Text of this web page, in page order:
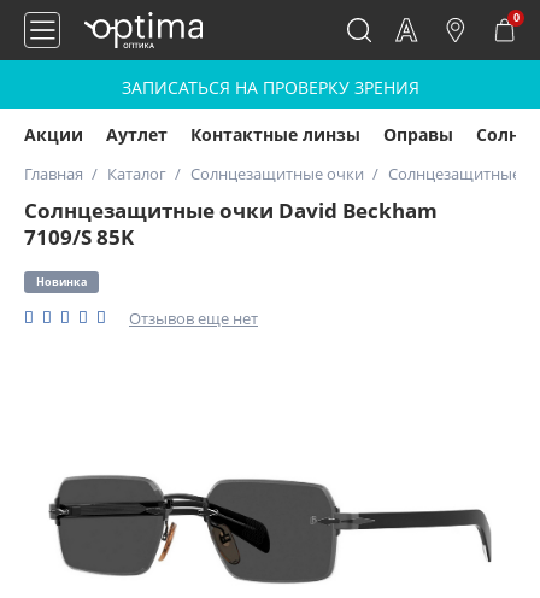
0
ЗАПИСАТЬСЯ НА ПРОВЕРКУ ЗРЕНИЯ
Акции Аутлет Контактные линзы Оправы
Главная Каталог Солнцезащитные очки Солнцезащитные
Солнцезащитные очки David Beckham
7109/S 85K
Новинка
Отзывов еще нет